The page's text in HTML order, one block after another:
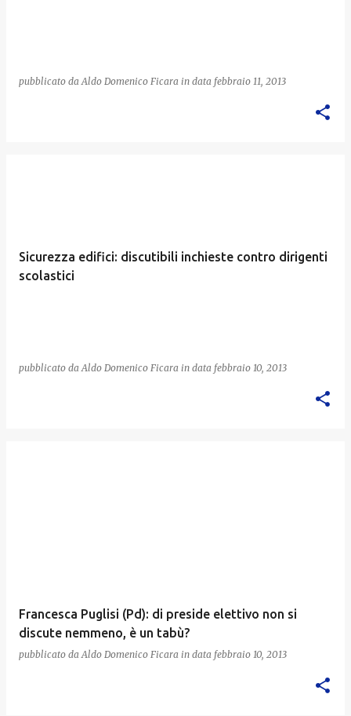
pubblicato da Aldo Domenico Ficara in data febbraio 11, 2013
Sicurezza edifici: discutibili inchieste contro dirigenti
scolastici
pubblicato da Aldo Domenico Ficara in data febbraio 10, 2013
Francesca Puglisi (Pd): di preside elettivo non si
discute nemmeno, è un tabù?
pubblicato da Aldo Domenico Ficara in data febbraio 10, 2013